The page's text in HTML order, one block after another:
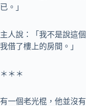
已。」
主人說：「我不是說這
我借了樓上的房間。」
＊＊＊
有一個老光棍，他並沒